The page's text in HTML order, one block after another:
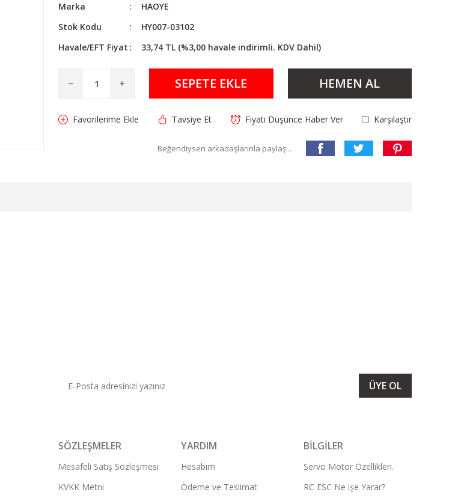
Marka
HAOYE
Stok Kodu
HY007-03102
Havale/EFT Fiyat
33,74 TL (%3,00 havale indirimli. KDV Dahil)
SEPETE EKLE HEMEN AL
Tavsiye Et Fiyatı Düşünce Haber Ver Karşılaştır
Beğendiysen arkadaşlarınla paylaş...
ÜYE OL
SÖZLEŞMELER
Mesafeli Satış Sözleşmesi
KVKK Metni
YARDIM
Hesabım
Ödeme ve Teslimat
BİLGİLER
Servo Motor Özellikleri.
RC ESC Ne işe Yarar?